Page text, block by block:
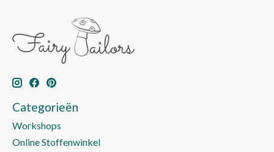
Categorieën
Workshops
Online Stoffenwinkel